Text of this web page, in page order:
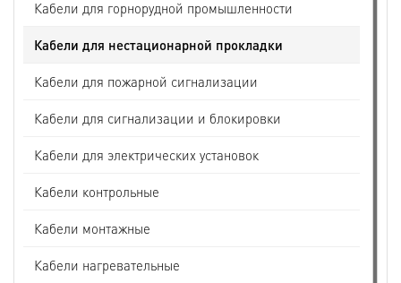
Кабели для горнорудной промышленности
Кабели для нестационарной прокладки
Кабели для пожарной сигнализации
Кабели для сигнализации и блокировки
Кабели для электрических установок
Кабели контрольные
Кабели монтажные
Кабели нагревательные